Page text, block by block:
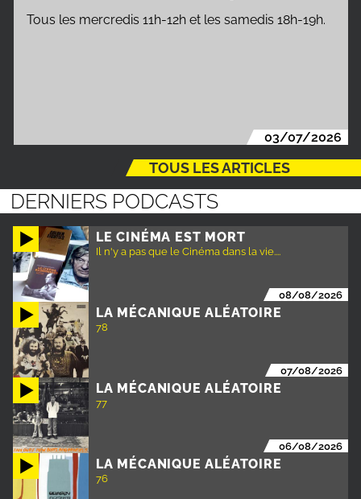
Tous les mercredis 11h-12h et les samedis 18h-19h.
03/07/2026
TOUS LES ARTICLES
DERNIERS PODCASTS
LE CINÉMA EST MORT
Il n'y a pas que le Cinéma dans la vie....
08/08/2026
LA MÉCANIQUE ALÉATOIRE
78
07/08/2026
LA MÉCANIQUE ALÉATOIRE
77
06/08/2026
LA MÉCANIQUE ALÉATOIRE
76